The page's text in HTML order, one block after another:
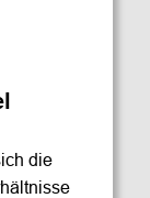
die